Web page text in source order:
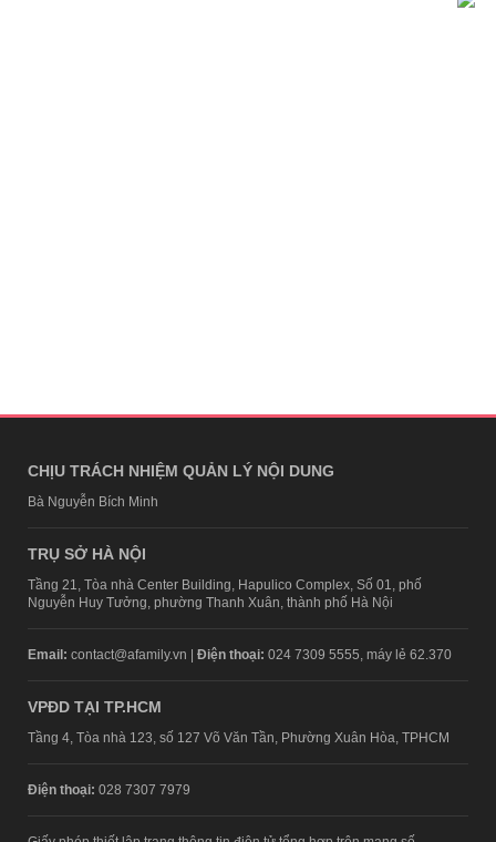
CHỊU TRÁCH NHIỆM QUẢN LÝ NỘI DUNG
Bà Nguyễn Bích Minh
TRỤ SỞ HÀ NỘI
Tầng 21, Tòa nhà Center Building, Hapulico Complex, Số 01, phố
Nguyễn Huy Tưởng, phường Thanh Xuân, thành phố Hà Nội
Email: contact@afamily.vn | Điện thoại: 024 7309 5555, máy lẻ 62.370
VPĐD TẠI TP.HCM
Tầng 4, Tòa nhà 123, số 127 Võ Văn Tần, Phường Xuân Hòa, TPHCM
Điện thoại: 028 7307 7979